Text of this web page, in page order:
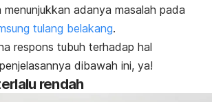
adanya masalah pada
tulang belakang.
respons tubuh terhadap hal
dibawah ini, ya!
rendah